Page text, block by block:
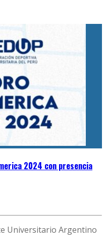
2024 con presencia
Universitario Argentino